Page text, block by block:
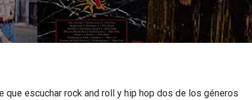
que escuchar rock and roll y hip hop dos de los géneros